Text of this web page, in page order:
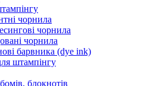
чорнила
чорнила
чорнила
барвника (dye ink)
штампінгу
блокнотів